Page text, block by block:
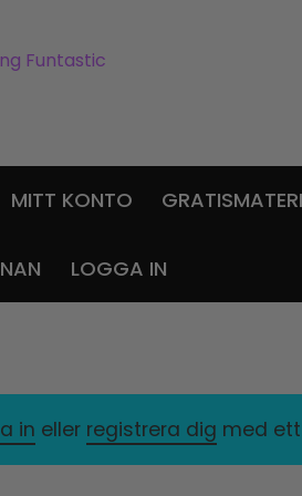
MITT KONTO
LOGGA IN
in eller registrera dig med